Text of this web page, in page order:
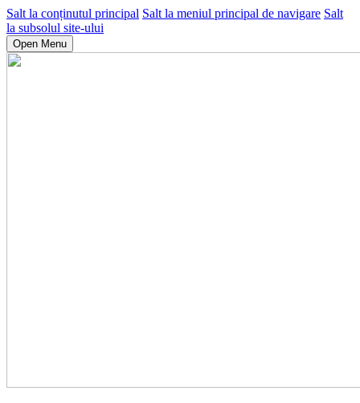
Salt la conținutul principal Salt la meniul principal de navigare Salt
la subsolul site-ului
Open Menu